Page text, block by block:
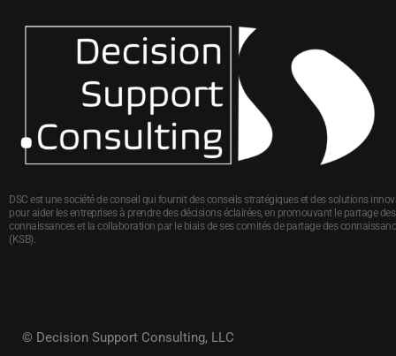
DSC est une société de conseil qui fournit des conseils stratégiques et des solutions
pour aider les entreprises à prendre des décisions éclairées, en promouvant le partage des
connaissances et la collaboration par le biais de ses comités de partage des
(KSB).
© Decision Support Consulting, LLC